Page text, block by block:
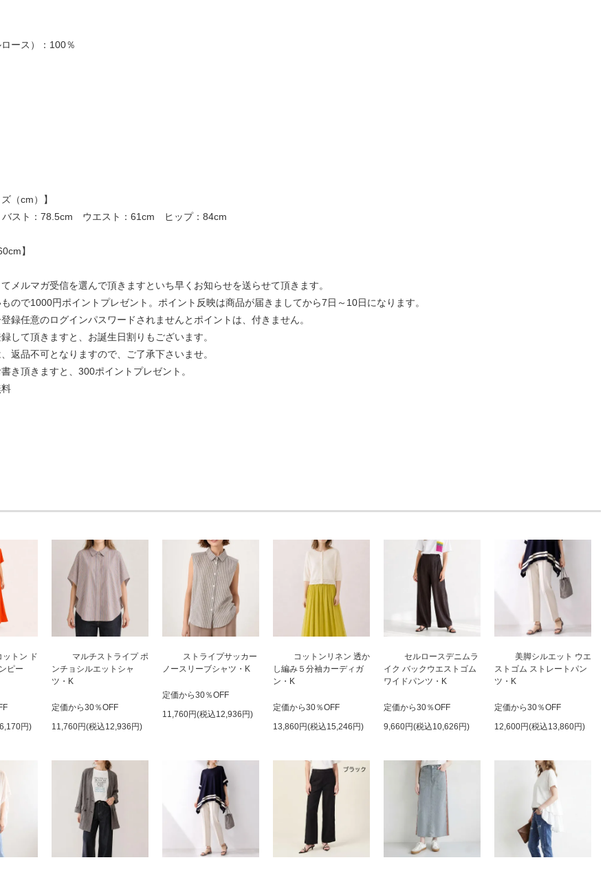
ース）：100％
（cm）】
スト：78.5cm ウエスト：61cm ヒップ：84cm
】
メルマガ受信を選んで頂きますといち早くお知らせを送らせて頂きます。
ので1000円ポイントプレゼント。ポイント反映は商品が届きましてから7日～10日になります。
録任意のログインパスワードされませんとポイントは、付きません。
して頂きますと、お誕生日割りもございます。
返品不可となりますので、ご了承下さいませ。
き頂きますと、300ポイントプレゼント。
ットン ド
ピー
円)
マルチストライプ ポ
ンチョシルエットシャ
ツ・K
定価から30％OFF
11,760円(税込12,936円)
ストライプサッカー
ノースリーブシャツ・K
定価から30％OFF
11,760円(税込12,936円)
コットンリネン 透か
し編み５分袖カーディガ
ン・K
定価から30％OFF
13,860円(税込15,246円)
セルロースデニムラ
イク バックウエストゴム
ワイドパンツ・K
定価から30％OFF
9,660円(税込10,626円)
美脚シルエット ウエ
ストゴム ストレートパン
ツ・K
定価から30％OFF
12,600円(税込13,860円)